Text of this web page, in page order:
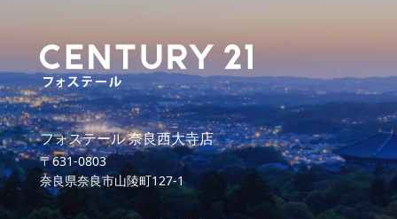
フォステール 奈良西大寺店
〒631-0803
奈良県奈良市山陵町127-1